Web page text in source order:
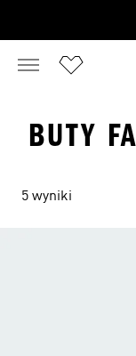
BUTY
5 wyniki